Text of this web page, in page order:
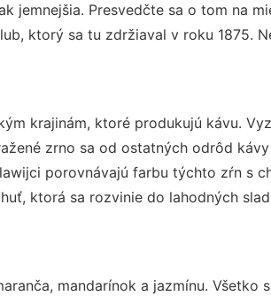
jemnejšia. Presvedčte sa o tom na
ktorý sa tu zdržiaval v roku 1875.
krajinám, ktoré produkujú kávu.
zrno sa od ostatných odrôd
porovnávajú farbu týchto zŕn s
ktorá sa rozvinie do lahodných
mandarínok a jazmínu. Všetko